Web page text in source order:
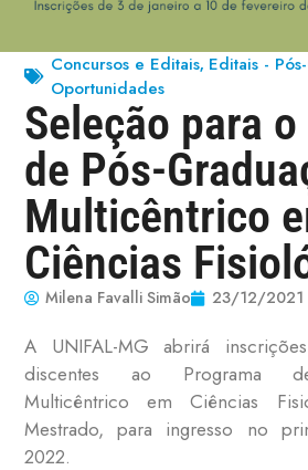
Concursos e Editais, Editais -
Oportunidades
Seleção para
de Pós-
Multicêntrico
Ciências
Milena Favalli Simão 23/12/2021
A UNIFAL-MG abrirá
discentes ao Programa de
Multicêntrico em Ciências
Mestrado, para ingresso no
2022.